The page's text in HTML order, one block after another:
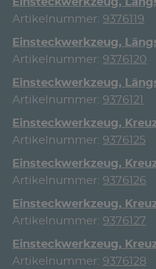
Einsteckwerkzeug,
Artikelnummer: 9376119
Einsteckwerkzeug,
Artikelnummer: 9376120
Einsteckwerkzeug,
Artikelnummer: 9376121
Einsteckwerkzeug,
Artikelnummer: 9376125
Einsteckwerkzeug,
Artikelnummer: 9376126
Einsteckwerkzeug,
Artikelnummer: 9376127
Einsteckwerkzeug,
Artikelnummer: 9376128